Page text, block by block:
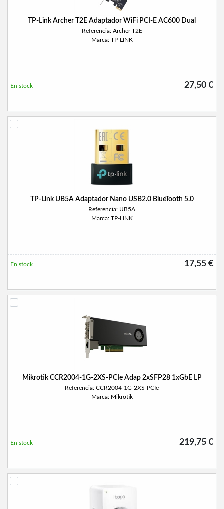
TP-Link Archer T2E Adaptador WiFi PCI-E AC600 Dual
Referencia: Archer T2E
Marca: TP-LINK
27,50 €
En stock
TP-Link UB5A Adaptador Nano USB2.0 BlueTooth 5.0
Referencia: UB5A
Marca: TP-LINK
17,55 €
En stock
Mikrotik CCR2004-1G-2XS-PCIe Adap 2xSFP28 1xGbE LP
Referencia: CCR2004-1G-2XS-PCIe
Marca: Mikrotik
219,75 €
En stock